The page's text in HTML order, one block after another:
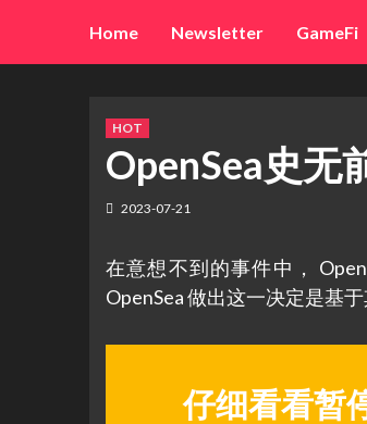
content
Home Newsletter GameFi
HOT
OpenSea史无
2023-07-21
在意想不到的事件中，
OpenSea 做出这一决定是基
仔细看看暂